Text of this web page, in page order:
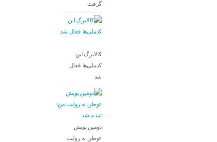
گرفت
کالابرگ این
کدملی‌ها فعال
شد
دومین پویش
«وطن به روایت